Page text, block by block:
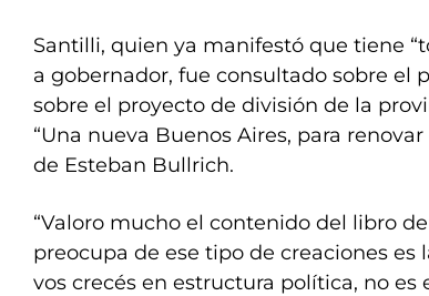
Santilli, quien ya manifestó que tiene
a gobernador, fue consultado sobre el
sobre el proyecto de división de la
“Una nueva Buenos Aires, para
de Esteban Bullrich.
“Valoro mucho el contenido del libro
preocupa de ese tipo de creaciones
vos crecés en estructura política, no es